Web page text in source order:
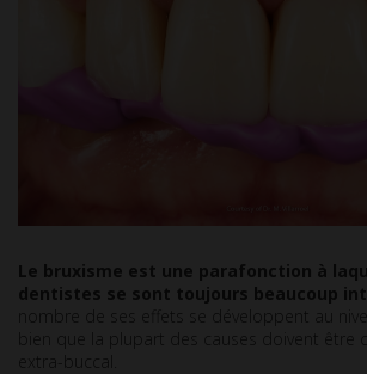
Le bruxisme est une parafonction à
dentistes se sont toujours beaucoup
nombre de ses effets se développent au
bien que la plupart des causes doivent être
extra-buccal.